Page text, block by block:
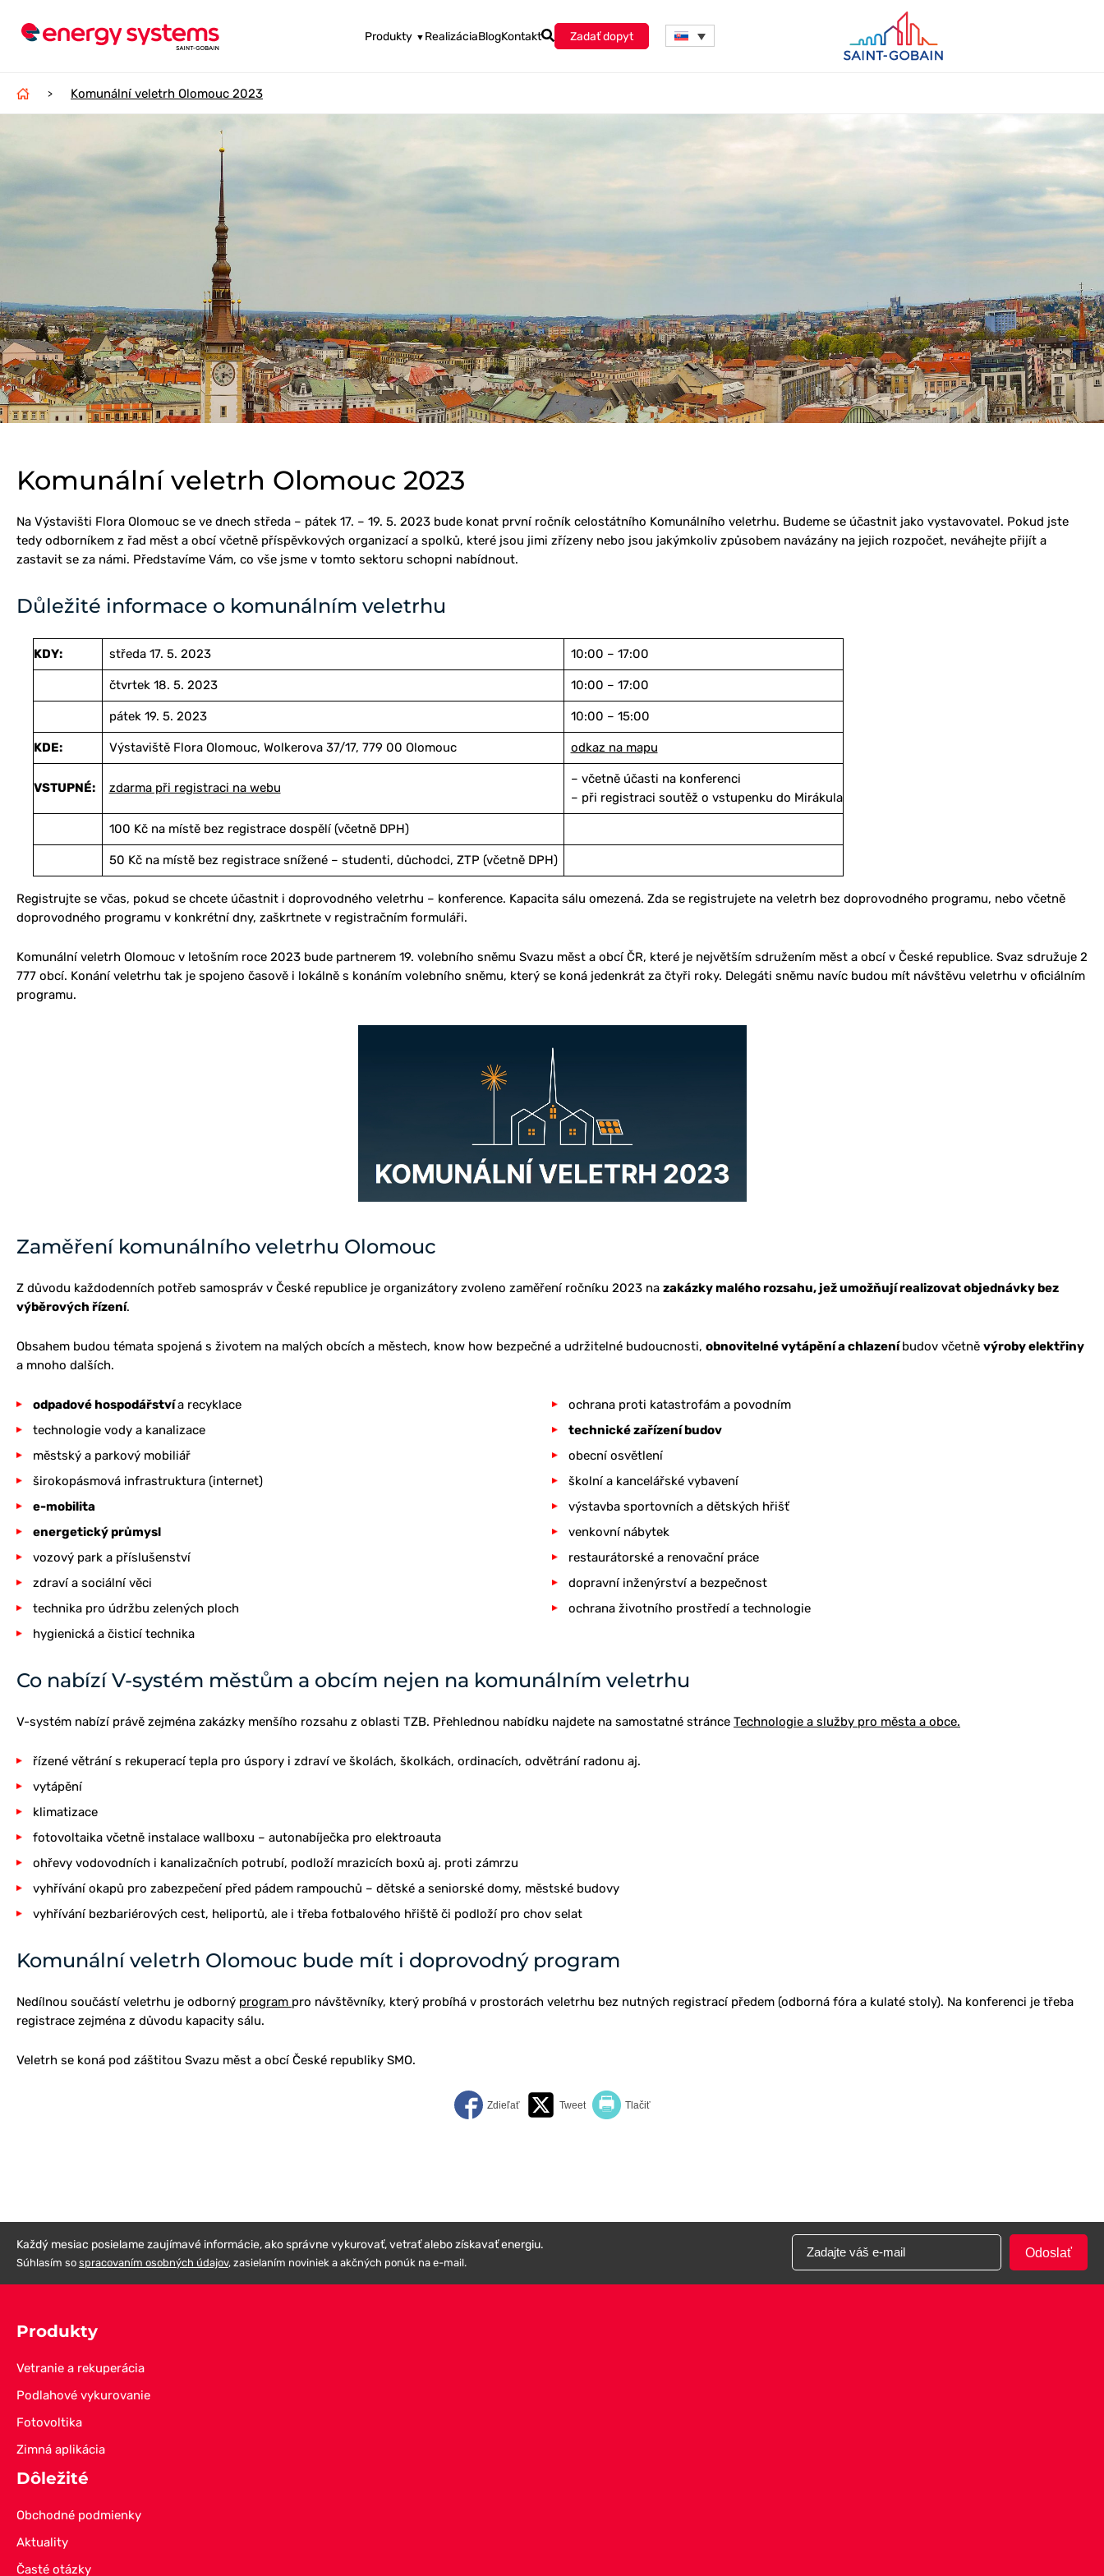
Produkty ▼ RealizáciaBlogKontakt Zadať dopyt
> Komunální veletrh Olomouc 2023
Komunální veletrh Olomouc 2023
Na Výstavišti Flora Olomouc se ve dnech středa – pátek 17. – 19. 5. 2023 bude konat první ročník celostátního Komunálního veletrhu. Budeme se účastnit jako vystavovatel. Pokud jste
tedy odborníkem z řad měst a obcí včetně příspěvkových organizací a spolků, které jsou jimi zřízeny nebo jsou jakýmkoliv způsobem navázány na jejich rozpočet, neváhejte přijít a
zastavit se za námi. Představíme Vám, co vše jsme v tomto sektoru schopni nabídnout.
Důležité informace o komunálním veletrhu
KDY: středa 17. 5. 2023 10:00 – 17:00
čtvrtek 18. 5. 2023 10:00 – 17:00
pátek 19. 5. 2023 10:00 – 15:00
KDE: Výstaviště Flora Olomouc, Wolkerova 37/17, 779 00 Olomouc odkaz na mapu
VSTUPNÉ: zdarma při registraci na webu
– včetně účasti na konferenci
– při registraci soutěž o vstupenku do Mirákula
100 Kč na místě bez registrace dospělí (včetně DPH)
50 Kč na místě bez registrace snížené – studenti, důchodci, ZTP (včetně DPH)
Registrujte se včas, pokud se chcete účastnit i doprovodného veletrhu – konference. Kapacita sálu omezená. Zda se registrujete na veletrh bez doprovodného programu, nebo včetně
doprovodného programu v konkrétní dny, zaškrtnete v registračním formuláři.
Komunální veletrh Olomouc v letošním roce 2023 bude partnerem 19. volebního sněmu Svazu měst a obcí ČR, které je největším sdružením měst a obcí v České republice. Svaz sdružuje 2
777 obcí. Konání veletrhu tak je spojeno časově i lokálně s konáním volebního sněmu, který se koná jedenkrát za čtyři roky. Delegáti sněmu navíc budou mít návštěvu veletrhu v oficiálním
programu.
Zaměření komunálního veletrhu Olomouc
Z důvodu každodenních potřeb samospráv v České republice je organizátory zvoleno zaměření ročníku 2023 na zakázky malého rozsahu, jež umožňují realizovat objednávky bez
výběrových řízení.
Obsahem budou témata spojená s životem na malých obcích a městech, know how bezpečné a udržitelné budoucnosti, obnovitelné vytápění a chlazeníbudov včetně výroby elektřiny
a mnoho dalších.
odpadové hospodářstvía recyklace
technologie vody a kanalizace
městský a parkový mobiliář
širokopásmová infrastruktura (internet)
e-mobilita
energetický průmysl
vozový park a příslušenství
zdraví a sociální věci
technika pro údržbu zelených ploch
hygienická a čisticí technika
ochrana proti katastrofám a povodním
technické zařízení budov
obecní osvětlení
školní a kancelářské vybavení
výstavba sportovních a dětských hřišť
venkovní nábytek
restaurátorské a renovační práce
dopravní inženýrství a bezpečnost
ochrana životního prostředí a technologie
Co nabízí V-systém městům a obcím nejen na komunálním veletrhu
V-systém nabízí právě zejména zakázky menšího rozsahu z oblasti TZB. Přehlednou nabídku najdete na samostatné stránce Technologie a služby pro města a obce.
řízené větrání s rekuperací tepla pro úspory i zdraví ve školách, školkách, ordinacích, odvětrání radonu aj.
vytápění
klimatizace
fotovoltaika včetně instalace wallboxu – autonabíječka pro elektroauta
ohřevy vodovodních i kanalizačních potrubí, podloží mrazicích boxů aj. proti zámrzu
vyhřívání okapů pro zabezpečení před pádem rampouchů – dětské a seniorské domy, městské budovy
vyhřívání bezbariérových cest, heliportů, ale i třeba fotbalového hřiště či podloží pro chov selat
Komunální veletrh Olomouc bude mít i doprovodný program
Nedílnou součástí veletrhu je odborný program pro návštěvníky, který probíhá v prostorách veletrhu bez nutných registrací předem (odborná fóra a kulaté stoly). Na konferenci je třeba
registrace zejména z důvodu kapacity sálu.
Veletrh se koná pod záštitou Svazu měst a obcí České republiky SMO.
Každý mesiac posielame zaujímavé informácie, ako správne vykurovať, vetrať alebo získavať energiu.
Súhlasím so spracovaním osobných údajov, zasielaním noviniek a akčných ponúk na e-mail.
Odoslať
Produkty
Vetranie a rekuperácia
Podlahové vykurovanie
Fotovoltika
Zimná aplikácia
Dôležité
Obchodné podmienky
Aktuality
Časté otázky